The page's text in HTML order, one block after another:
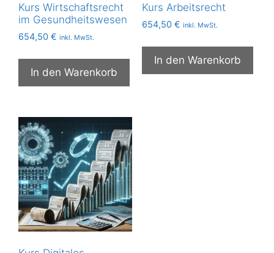
Kurs Wirtschaftsrecht
im Gesundheitswesen
654,50 € inkl. MwSt.
In den Warenkorb
Kurs Arbeitsrecht
654,50 € inkl. MwSt.
In den Warenkorb